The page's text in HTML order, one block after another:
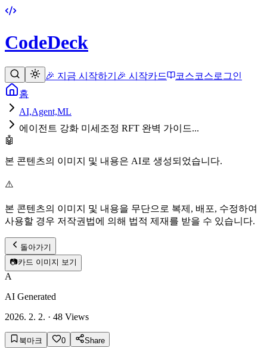
CodeDeck
🎉 지금 시작하기 🎉 시작카드 코스코스로그인
홈
AI,Agent,ML
에이전트 강화 미세조정 RFT 완벽 가이드...
🤖
본 콘텐츠의 이미지 및 내용은 AI로 생성되었습니다.
⚠️
본 콘텐츠의 이미지 및 내용을 무단으로 복제, 배포, 수정하여
사용할 경우 저작권법에 의해 법적 제재를 받을 수 있습니다.
돌아가기
📷카드 이미지 보기
A
AI Generated
2026. 2. 2. · 48 Views
북마크 0 Share